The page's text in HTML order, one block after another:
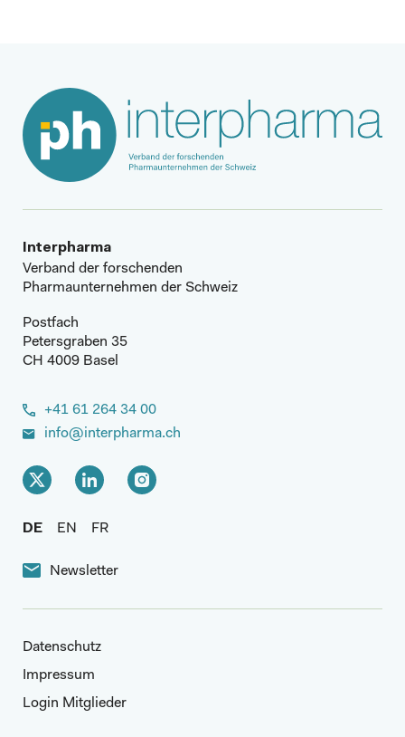
Interpharma
Verband der forschenden
Pharmaunternehmen der Schweiz
Postfach
Petersgraben 35
CH 4009 Basel
+41 61 264 34 00
info@interpharma.ch
DE EN FR
Newsletter
Datenschutz
Impressum
Login Mitglieder